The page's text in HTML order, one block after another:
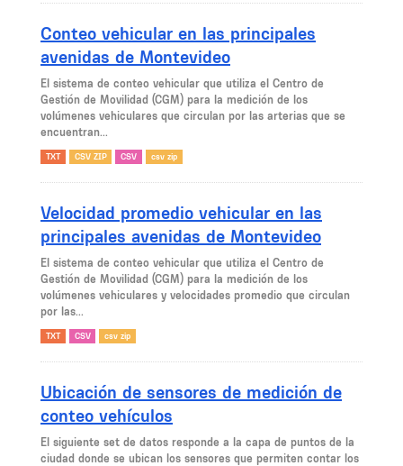
Conteo vehicular en las principales
avenidas de Montevideo
El sistema de conteo vehicular que utiliza el Centro de
Gestión de Movilidad (CGM) para la medición de los
volúmenes vehiculares que circulan por las arterias que se
encuentran...
TXT CSV ZIP CSV csv zip
Velocidad promedio vehicular en las
principales avenidas de Montevideo
El sistema de conteo vehicular que utiliza el Centro de
Gestión de Movilidad (CGM) para la medición de los
volúmenes vehiculares y velocidades promedio que circulan
por las...
TXT CSV csv zip
Ubicación de sensores de medición de
conteo vehículos
El siguiente set de datos responde a la capa de puntos de la
ciudad donde se ubican los sensores que permiten contar los